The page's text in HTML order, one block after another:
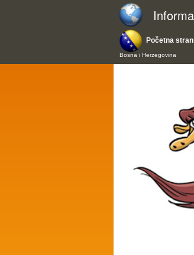
Početna
Bosna i Herzegovina